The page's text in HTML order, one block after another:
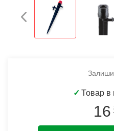
✓ Товар в
16